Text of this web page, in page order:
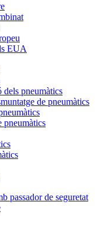
EUA
dels pneumàtics
de pneumàtics
pneumàtics
passador de seguretat